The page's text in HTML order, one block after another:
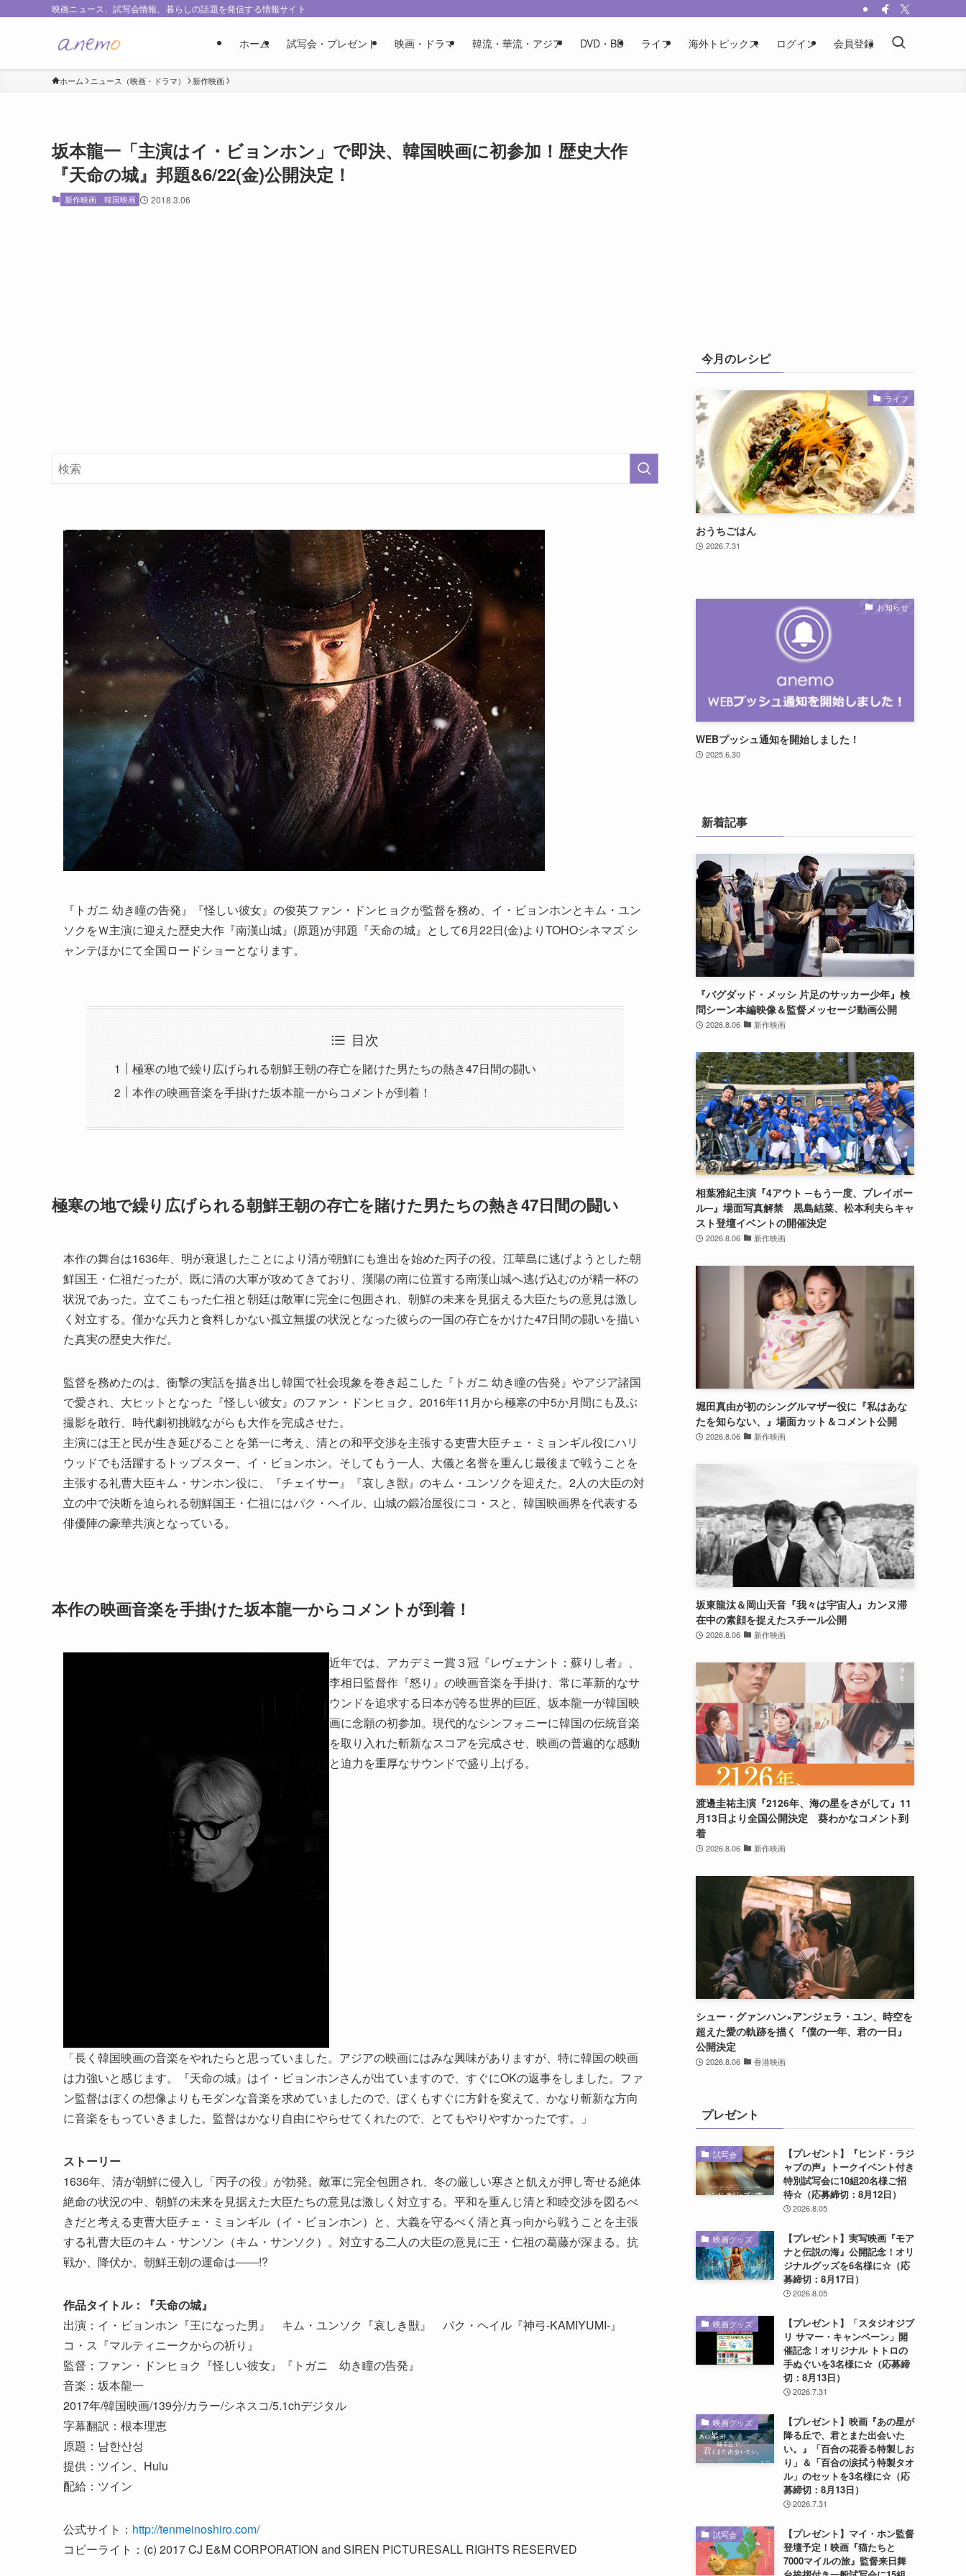
映画ニュース、試写会情報、暮らしの話題を発信する情報サイト
ホーム 試写会・プレゼント 映画・ドラマ 韓流・華流・アジア DVD・BD ライフ 海外トピックス ログイン 会員登録
ホーム ニュース（映画・ドラマ） 新作映画
坂本龍一「主演はイ・ビョンホン」で即決、韓国映画に初参加！歴史大作
『天命の城』邦題&6/22(金)公開決定！
新作映画 韓国映画 2018.3.06
『トガニ 幼き瞳の告発』『怪しい彼女』の俊英ファン・ドンヒョクが監督を務め、イ・ビョンホンとキム・ユン
ソクをＷ主演に迎えた歴史大作『南漢山城』(原題)が邦題『天命の城』として6月22日(金)よりTOHOシネマズ シ
ャンテほかにて全国ロードショーとなります。
目次
極寒の地で繰り広げられる朝鮮王朝の存亡を賭けた男たちの熱き47日間の闘い
本作の映画音楽を手掛けた坂本龍一からコメントが到着！
極寒の地で繰り広げられる朝鮮王朝の存亡を賭けた男たちの熱き47日間の闘い
本作の舞台は1636年、明が衰退したことにより清が朝鮮にも進出を始めた丙子の役。江華島に逃げようとした朝
鮮国王・仁祖だったが、既に清の大軍が攻めてきており、漢陽の南に位置する南漢山城へ逃げ込むのが精一杯の
状況であった。立てこもった仁祖と朝廷は敵軍に完全に包囲され、朝鮮の未来を見据える大臣たちの意見は激し
く対立する。僅かな兵力と食料しかない孤立無援の状況となった彼らの一国の存亡をかけた47日間の闘いを描い
た真実の歴史大作だ。
監督を務めたのは、衝撃の実話を描き出し韓国で社会現象を巻き起こした『トガニ 幼き瞳の告発』やアジア諸国
で愛され、大ヒットとなった『怪しい彼女』のファン・ドンヒョク。2016年11月から極寒の中5か月間にも及ぶ
撮影を敢行、時代劇初挑戦ながらも大作を完成させた。
主演には王と民が生き延びることを第一に考え、清との和平交渉を主張する吏曹大臣チェ・ミョンギル役にハリ
ウッドでも活躍するトップスター、イ・ビョンホン。そしてもう一人、大儀と名誉を重んじ最後まで戦うことを
主張する礼曹大臣キム・サンホン役に、『チェイサー』『哀しき獣』のキム・ユンソクを迎えた。2人の大臣の対
立の中で決断を迫られる朝鮮国王・仁祖にはパク・ヘイル、山城の鍛冶屋役にコ・スと、韓国映画界を代表する
俳優陣の豪華共演となっている。
本作の映画音楽を手掛けた坂本龍一からコメントが到着！
近年では、アカデミー賞３冠『レヴェナント：蘇りし者』、
李相日監督作『怒り』の映画音楽を手掛け、常に革新的なサ
ウンドを追求する日本が誇る世界的巨匠、坂本龍一が韓国映
画に念願の初参加。現代的なシンフォニーに韓国の伝統音楽
を取り入れた斬新なスコアを完成させ、映画の普遍的な感動
と迫力を重厚なサウンドで盛り上げる。
「長く韓国映画の音楽をやれたらと思っていました。アジアの映画にはみな興味がありますが、特に韓国の映画
は力強いと感じます。『天命の城』はイ・ビョンホンさんが出ていますので、すぐにOKの返事をしました。ファ
ン監督はぼくの想像よりもモダンな音楽を求めていましたので、ぼくもすぐに方針を変えて、かなり斬新な方向
に音楽をもっていきました。監督はかなり自由にやらせてくれたので、とてもやりやすかったです。」
ストーリー
1636年、清が朝鮮に侵入し「丙子の役」が勃発。敵軍に完全包囲され、冬の厳しい寒さと飢えが押し寄せる絶体
絶命の状況の中、朝鮮の未来を見据えた大臣たちの意見は激しく対立する。平和を重んじ清と和睦交渉を図るべ
きだと考える吏曹大臣チェ・ミョンギル（イ・ビョンホン）と、大義を守るべく清と真っ向から戦うことを主張
する礼曹大臣のキム・サンソン（キム・サンソク）。対立する二人の大臣の意見に王・仁祖の葛藤が深まる。抗
戦か、降伏か。朝鮮王朝の運命は――!?
作品タイトル：『天命の城』
出演：イ・ビョンホン『王になった男』 キム・ユンソク『哀しき獣』 パク・ヘイル『神弓-KAMIYUMI-』
コ・ス『マルティニークからの祈り』
監督：ファン・ドンヒョク『怪しい彼女』『トガニ 幼き瞳の告発』
音楽：坂本龍一
2017年/韓国映画/139分/カラー/シネスコ/5.1chデジタル
字幕翻訳：根本理恵
原題：남한산성
提供：ツイン、Hulu
配給：ツイン
公式サイト： http://tenmeinoshiro.com/
コピーライト：(c) 2017 CJ E&M CORPORATION and SIREN PICTURESALL RIGHTS RESERVED
今月のレシピ
ライフ
おうちごはん
2026.7.31
お知らせ
WEBプッシュ通知を開始しました！
2025.6.30
新着記事
『バグダッド・メッシ 片足のサッカー少年』検
問シーン本編映像＆監督メッセージ動画公開
2026.8.06 新作映画
相葉雅紀主演『4アウト ─もう一度、プレイボー
ル─』場面写真解禁 黒島結菜、松本利夫らキャ
スト登壇イベントの開催決定
2026.8.06 新作映画
堀田真由が初のシングルマザー役に『私はあな
たを知らない、』場面カット＆コメント公開
2026.8.06 新作映画
坂東龍汰＆岡山天音『我々は宇宙人』カンヌ滞
在中の素顔を捉えたスチール公開
2026.8.06 新作映画
渡邊圭祐主演『2126年、海の星をさがして』11
月13日より全国公開決定 葵わかなコメント到
着
2026.8.06 新作映画
シュー・グァンハン×アンジェラ・ユン、時空を
超えた愛の軌跡を描く『僕の一年、君の一日』
公開決定
2026.8.06 香港映画
プレゼント
試写会
【プレゼント】『ヒンド・ラジ
ャブの声』トークイベント付き
特別試写会に10組20名様ご招
待☆（応募締切：8月12日）
2026.8.05
映画グッズ
【プレゼント】実写映画『モア
ナと伝説の海』公開記念！オリ
ジナルグッズを6名様に☆（応
募締切：8月17日）
2026.8.05
映画グッズ
【プレゼント】「スタジオジブ
リ サマー・キャンペーン」開
催記念！オリジナル トトロの
手ぬぐいを3名様に☆（応募締
切：8月13日）
2026.7.31
映画グッズ
【プレゼント】映画『あの星が
降る丘で、君とまた出会いた
い。』「百合の花香る特製しお
り」＆「百合の涙拭う特製タオ
ル」のセットを3名様に☆（応
募締切：8月13日）
2026.7.31
試写会
【プレゼント】マイ・ホン監督
登壇予定！映画『猫たちと
7000マイルの旅』監督来日舞